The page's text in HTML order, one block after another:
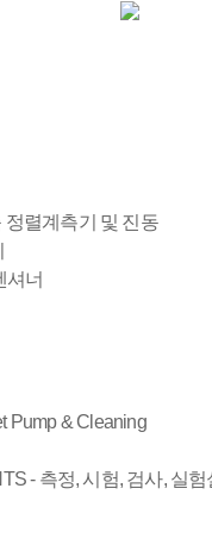
정렬계측기 및 진동
셔너
Pump & Cleaning
- 측정, 시험, 검사, 실험